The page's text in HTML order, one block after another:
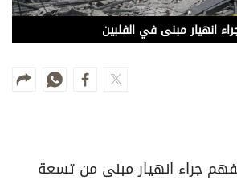
جراء انهيار مبنى من تسعة